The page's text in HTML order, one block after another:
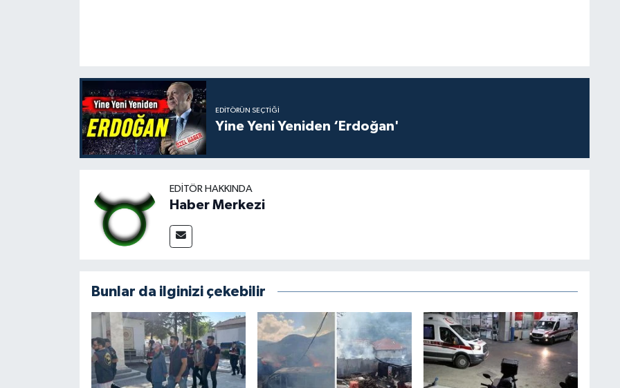
EDITÖRÜN SEÇTIĞI
Yine Yeni Yeniden ‘Erdoğan'
EDITÖR HAKKINDA
Haber Merkezi
Bunlar da ilginizi çekebilir